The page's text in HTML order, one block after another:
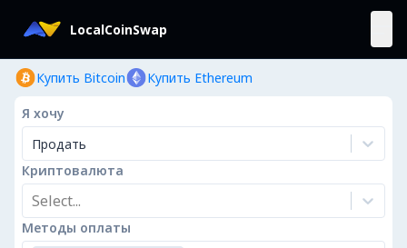
LocalCoinSwap
Купить Bitcoin Купить Ethereum
Я хочу
Продать
Криптовалюта
Select...
Методы оплаты